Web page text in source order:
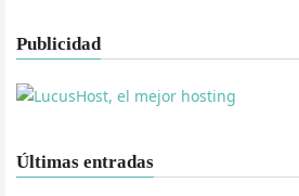
Publicidad
Últimas entradas